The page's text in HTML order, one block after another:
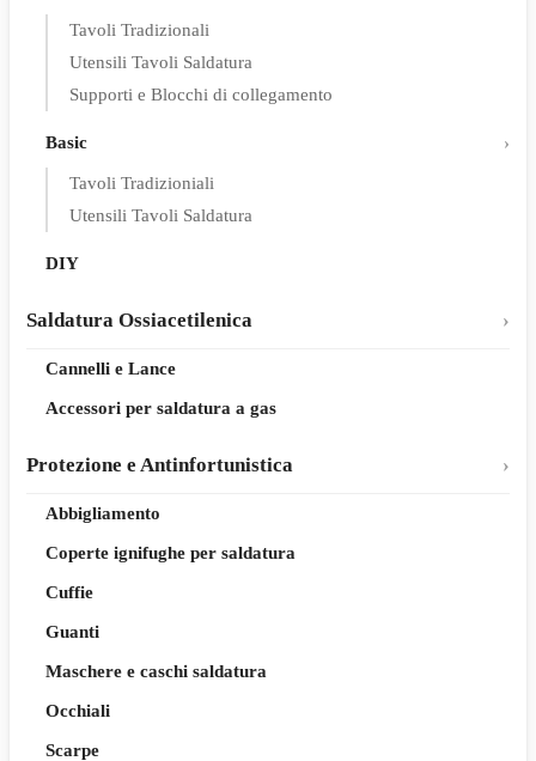
Tavoli Tradizionali
Utensili Tavoli Saldatura
Supporti e Blocchi di collegamento
Basic
Tavoli Tradizioniali
Utensili Tavoli Saldatura
DIY
Saldatura Ossiacetilenica
Cannelli e Lance
Accessori per saldatura a gas
Protezione e Antinfortunistica
Abbigliamento
Coperte ignifughe per saldatura
Cuffie
Guanti
Maschere e caschi saldatura
Occhiali
Scarpe